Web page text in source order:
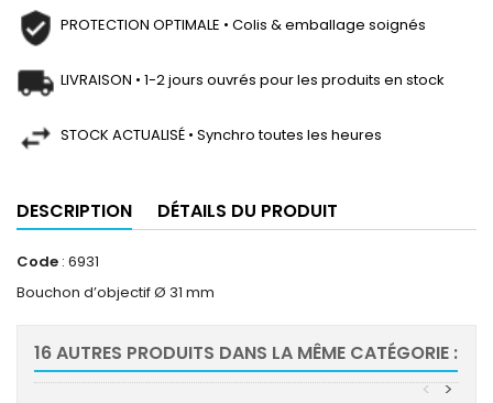
PROTECTION OPTIMALE • Colis & emballage soignés
LIVRAISON • 1-2 jours ouvrés pour les produits en stock
STOCK ACTUALISÉ • Synchro toutes les heures
DESCRIPTION DÉTAILS DU PRODUIT
Code : 6931
Bouchon d’objectif Ø 31 mm
16 AUTRES PRODUITS DANS LA MÊME CATÉGORIE :
>
<